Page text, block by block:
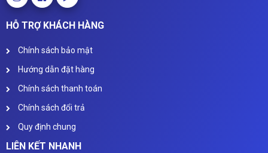
HỖ TRỢ KHÁCH HÀNG
Chính sách bảo mật
Hướng dẫn đặt hàng
Chính sách thanh toán
Chính sách đổi trả
Quy định chung
LIÊN KẾT NHANH